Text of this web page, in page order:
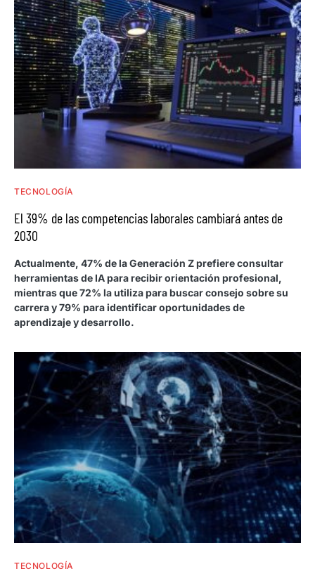
TECNOLOGÍA
El 39% de las competencias laborales cambiará antes de
2030
Actualmente, 47% de la Generación Z prefiere consultar
herramientas de IA para recibir orientación profesional,
mientras que 72% la utiliza para buscar consejo sobre su
carrera y 79% para identificar oportunidades de
aprendizaje y desarrollo.
TECNOLOGÍA